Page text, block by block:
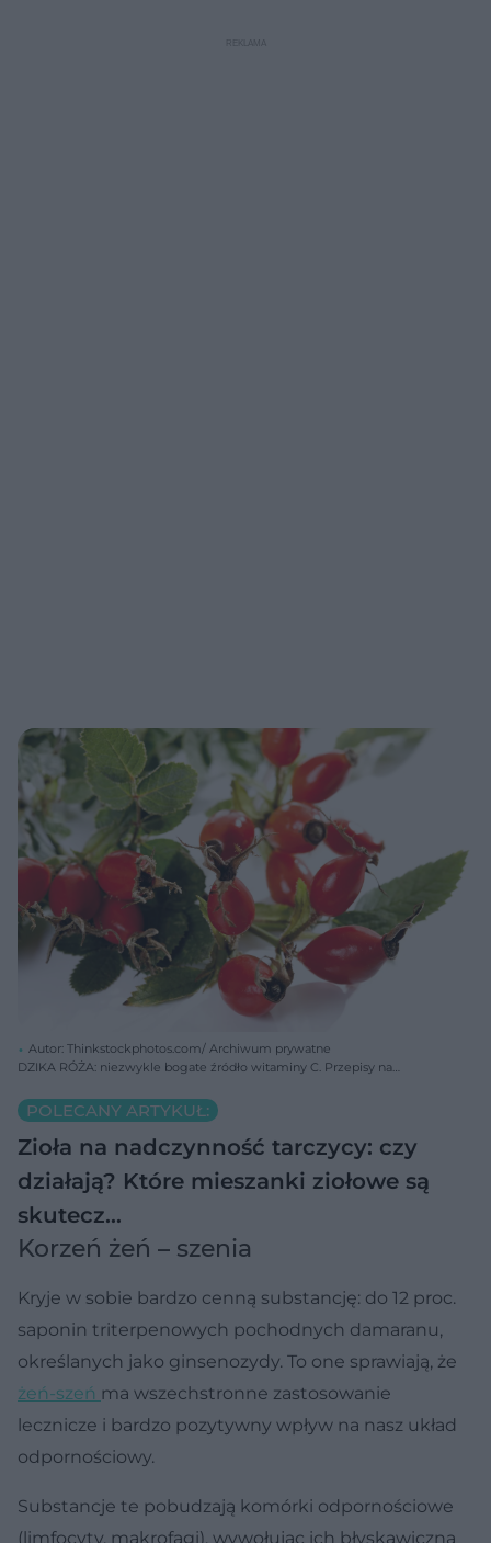
Autor: Thinkstockphotos.com/ Archiwum prywatne
DZIKA RÓŻA: niezwykle bogate źródło witaminy C. Przepisy na
POLECANY ARTYKUŁ:
Zioła na nadczynność tarczycy: czy
działają? Które mieszanki ziołowe są
skutecz…
Korzeń żeń – szenia
Kryje w sobie bardzo cenną substancję: do 12 proc.
saponin triterpenowych pochodnych damaranu,
określanych jako ginsenozydy. To one sprawiają, że
żeń-szeń ma wszechstronne zastosowanie
lecznicze i bardzo pozytywny wpływ na nasz układ
odpornościowy.
Substancje te pobudzają komórki odpornościowe
(limfocyty, makrofagi), wywołując ich błyskawiczną